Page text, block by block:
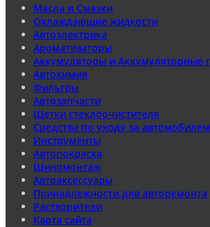
Масла и Смазки
Охлаждающие жидкости
Автоэлектрика
Ароматизаторы
Аккумуляторы и Аккумуляторные
Автохимия
Фильтры
Автозапчасти
Щетки стеклоочистителя
Средства по уходу за автомобилем
Инструменты
Автопокраска
Шиномонтаж
Автоаксессуары
Принадлежности для авторемонта
Растворители
Карта сайта